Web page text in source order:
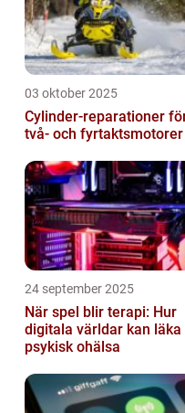
03 oktober 2025
Cylinder-reparationer
två- och fyrtaktsmotorer
24 september 2025
När spel blir terapi: Hur
digitala världar kan läka
psykisk ohälsa